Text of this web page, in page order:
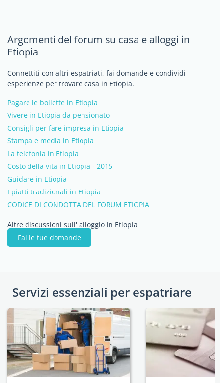
Argomenti del forum su casa e alloggi in
Etiopia
Connettiti con altri espatriati, fai domande e condividi
esperienze per trovare casa in Etiopia.
Pagare le bollette in Etiopia
Vivere in Etiopia da pensionato
Consigli per fare impresa in Etiopia
Stampa e media in Etiopia
La telefonia in Etiopia
Costo della vita in Etiopia - 2015
Guidare in Etiopia
I piatti tradizionali in Etiopia
CODICE DI CONDOTTA DEL FORUM ETIOPIA
Altre discussioni sull' alloggio in Etiopia
Fai le tue domande
Servizi essenziali per espatriare